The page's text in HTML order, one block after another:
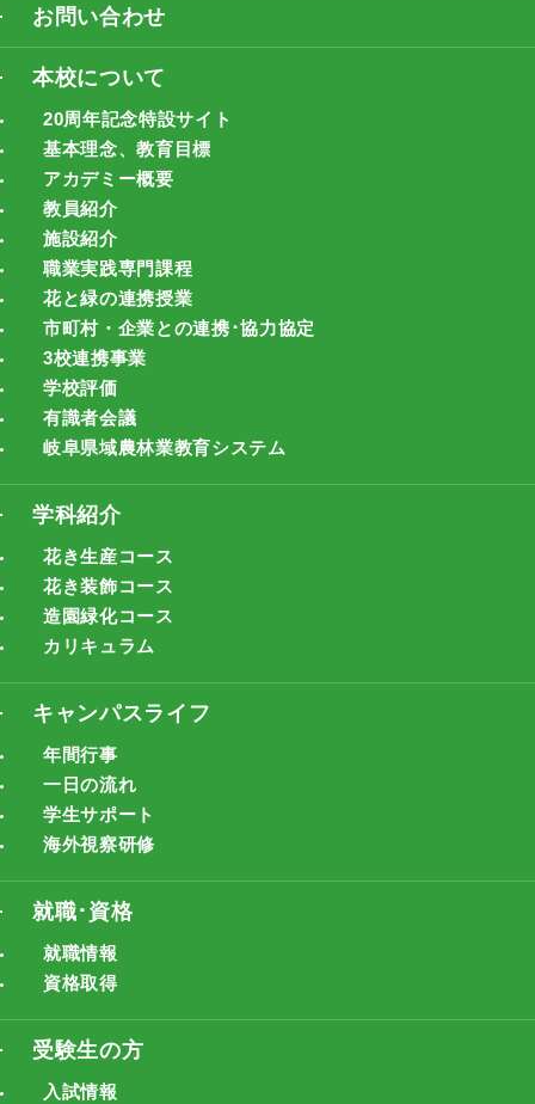
お問い合わせ
本校について
20周年記念特設サイト
基本理念、教育目標
アカデミー概要
教員紹介
施設紹介
職業実践専門課程
花と緑の連携授業
市町村・企業との連携･協力協定
3校連携事業
学校評価
有識者会議
岐阜県域農林業教育システム
学科紹介
花き生産コース
花き装飾コース
造園緑化コース
カリキュラム
キャンパスライフ
年間行事
一日の流れ
学生サポート
海外視察研修
就職･資格
就職情報
資格取得
受験生の方
入試情報